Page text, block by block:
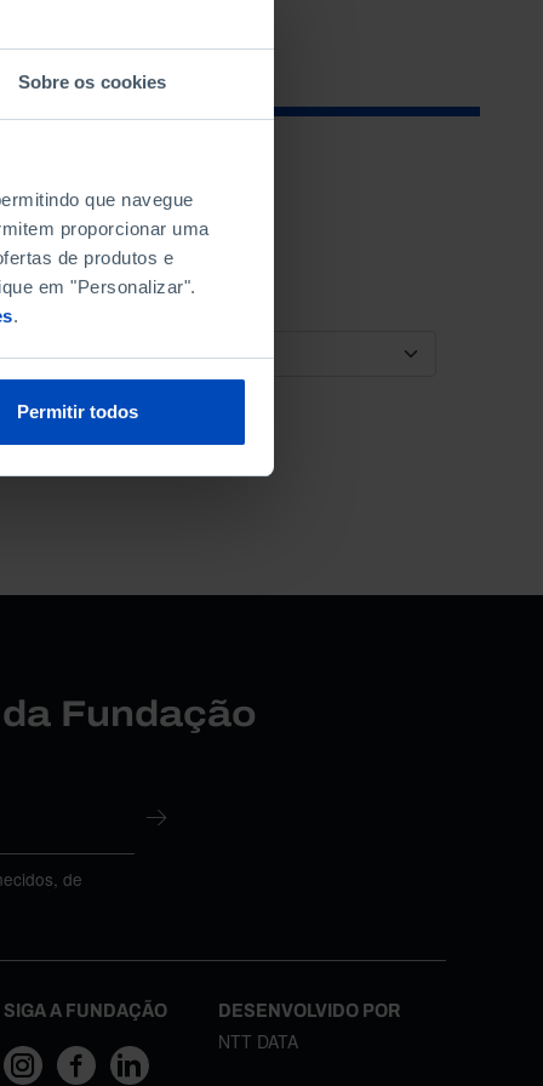
Sobre os cookies
que navegue
proporcionar uma
de produtos e
em "Personalizar".
.
Permitir todos
ORDENAR POR
Fundação
de
SIGA A FUNDAÇÃO DESENVOLVIDO POR
NTT DATA